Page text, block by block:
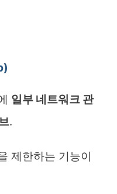
일부 네트워크 관
.
제한하는 기능이